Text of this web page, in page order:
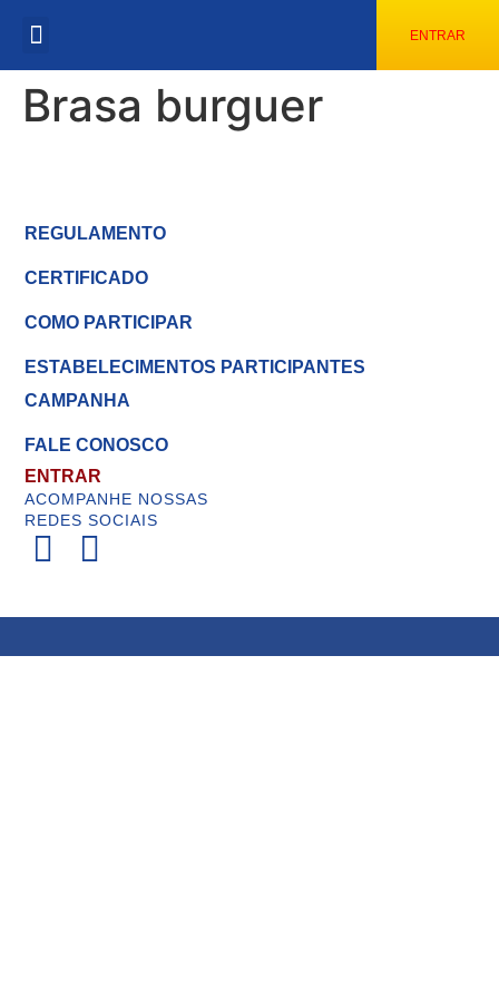
ENTRAR
Brasa burguer
REGULAMENTO
CERTIFICADO
COMO PARTICIPAR
ESTABELECIMENTOS PARTICIPANTES
CAMPANHA
FALE CONOSCO
ENTRAR
ACOMPANHE NOSSAS
REDES SOCIAIS